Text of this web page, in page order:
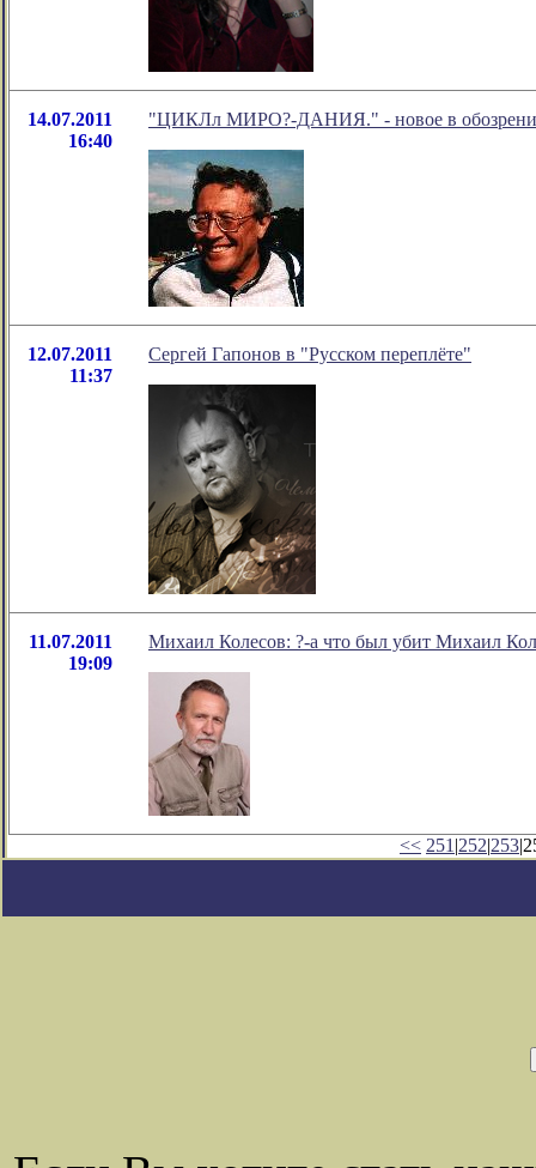
14.07.2011
16:40
"ЦИКЛл МИРО?-ДАНИЯ." - новое в обозрении
12.07.2011
11:37
Сергей Гапонов в "Русском переплёте"
11.07.2011
19:09
Михаил Колесов: ?-а что был убит Михаил
<< 251 |252|253